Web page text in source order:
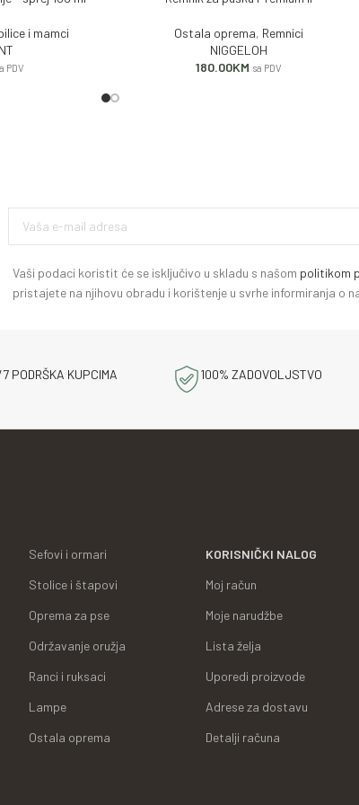
i mamci
PDV
Ostala oprema, Remnici
NIGGELOH
180.00KM sa PDV
Vaši podaci koristit će se isključivo u skladu s našom politikom
pristajete na njihovu obradu i korištenje u svrhe informiranja o
PODRŠKA KUPCIMA 100% ZADOVOLJSTVO
Sefovi i ormari
Stolice i štapovi
Oprema za pse
Održavanje oružja
Ranci i ruksaci
Lampe
Ostala oprema
KORISNIČKI NALOG
Moj račun
Moje narudžbe
Lista želja
Uporedi proizvode
Adrese za dostavu
Detalji računa